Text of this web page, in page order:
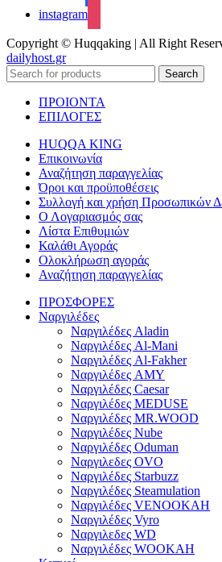
instagram
Copyright © Huqqaking | All Right
dailyhost.gr
Search
ΠΡΟΙΟΝΤΑ
ΕΠΙΛΟΓΕΣ
HUQQA KING
Επικοινωνία
Αναζήτηση παραγγελίας
Όροι και προϋποθέσεις
Συλλογή και χρήση Προσωπικών
Ο Λογαριασμός σας
Λίστα Επιθυμιών
Καλάθι Αγοράς
Ολοκλήρωση αγοράς
Αναζήτηση παραγγελίας
ΠΡΟΣΦΟΡΕΣ
Ναργιλέδες
Ναργιλέδες Aladin
Ναργιλέδες Al-Mani
Ναργιλέδες Al-Fakher
Ναργιλέδες AΜΥ
Ναργιλέδες Caesar
Ναργιλέδες MEDUSE
Ναργιλέδες MR.WOOD
Ναργιλέδες Nube
Ναργιλέδες Oduman
Ναργιλεδες OVO
Ναργιλέδες Starbuzz
Ναργιλέδες Steamulation
Ναργιλέδες VENOOKAH
Ναργιλέδες Vyro
Ναργιλεδες WD
Ναργιλέδες WOOKAH